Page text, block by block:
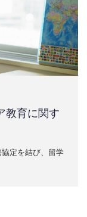
教育に関す
定を結び、留学